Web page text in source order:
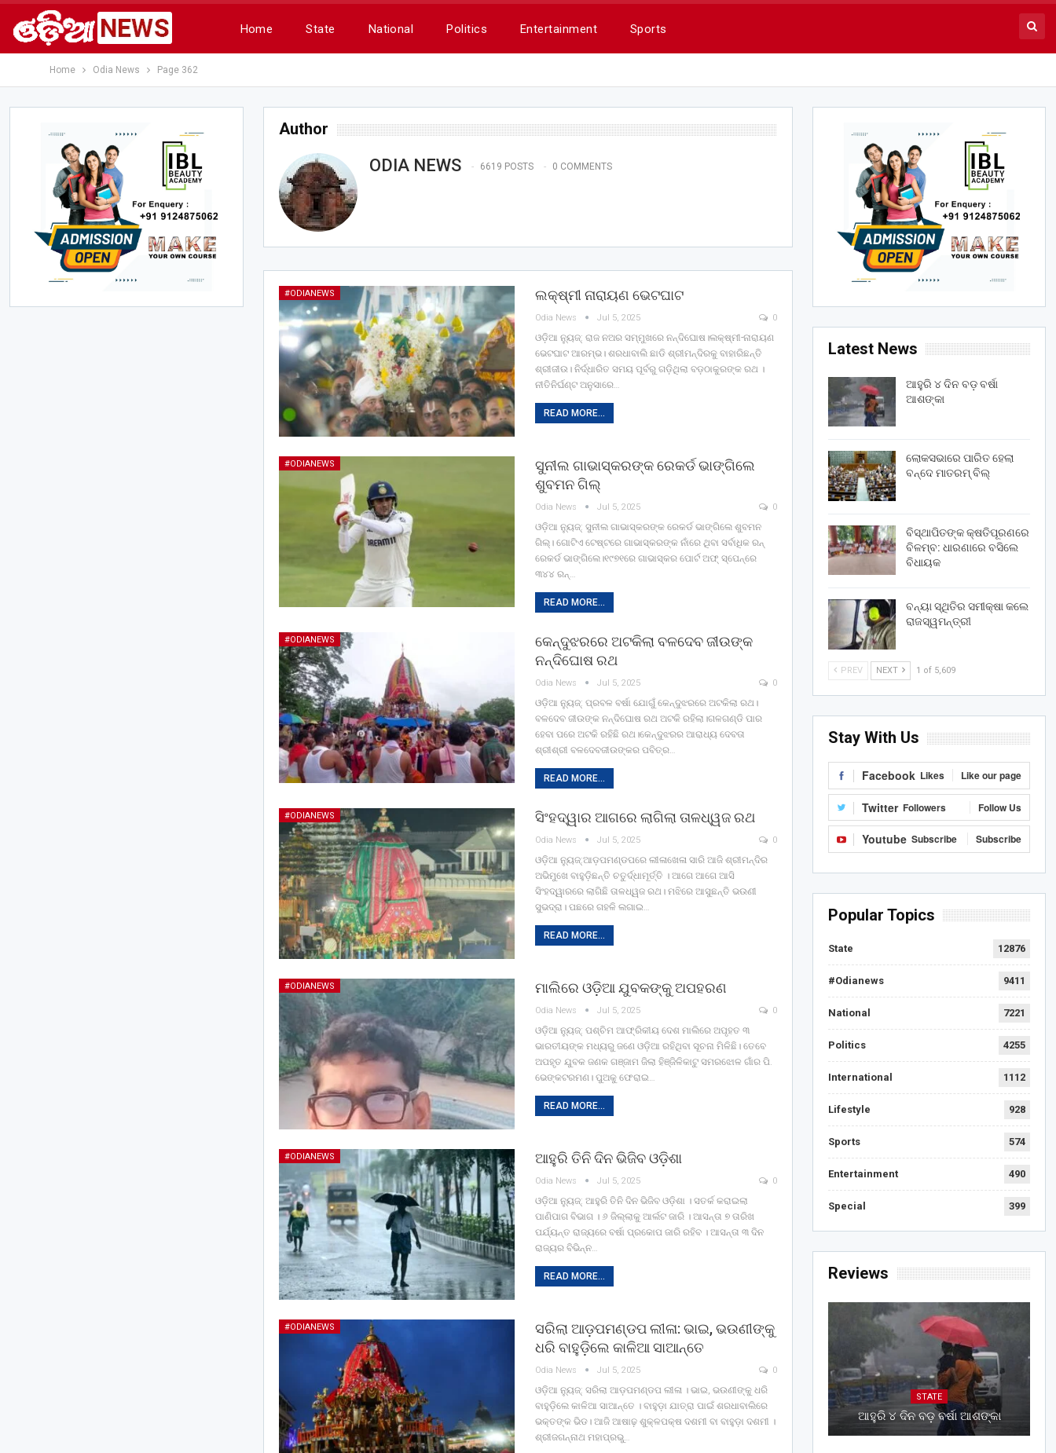
Home State National Politics Entertainment Sports
Home Odia News Page 362
Author
ODIA NEWS 6619 POSTS 0 COMMENTS
#ODIANEWS ଲକ୍ଷ୍ମୀ ନାରାୟଣ ଭେଟଘାଟ
Odia News Jul 5, 2025 0
ଓଡ଼ିଆ ନ୍ୟୁଜ୍: ରାଜ ନଅର ସମ୍ମୁଖରେ ନନ୍ଦିଘୋଷ।ଲକ୍ଷ୍ମୀ-ନାରାୟଣ
ଭେଟଘାଟ ଆରମ୍ଭ। ଶରଧାବାଲି ଛାଡି ଶ୍ରୀମନ୍ଦିରକୁ ବାହାରିଛନ୍ତି
ଶ୍ରୀଜୀଉ। ନିର୍ଦ୍ଧାରିତ ସମୟ ପୂର୍ବରୁ ଗଡ଼ିଥିଲା ବଡ଼ଠାକୁରଙ୍କ ରଥ ।
ନୀତିନିର୍ଘଣ୍ଟ ଅନୁସାରେ…
READ MORE...
#ODIANEWS
ସୁନୀଲ ଗାଭାସ୍କରଙ୍କ ରେକର୍ଡ ଭାଙ୍ଗିଲେ
ଶୁବମନ ଗିଲ୍‌
Odia News Jul 5, 2025 0
ଓଡ଼ିଆ ନ୍ୟୁଜ୍: ସୁନୀଲ ଗାଭାସ୍କରଙ୍କ ରେକର୍ଡ ଭାଙ୍ଗିଲେ ଶୁବମନ
ଗିଲ୍‌। ଗୋଟିଏ ଟେଷ୍ଟରେ ଗାଭାସ୍କରଙ୍କ ନାଁରେ ଥିବା ସର୍ବାଧିକ ରନ୍‌
ରେକର୍ଡ ଭାଙ୍ଗିଲେ।୧୯୭୧ରେ ଗାଭାସ୍କର ପୋର୍ଟ ଅଫ୍‌ ସ୍ପେନ୍‌ରେ
୩୪୪ ରନ୍‌…
READ MORE...
#ODIANEWS
କେନ୍ଦୁଝରରେ ଅଟକିଲା ବଳଦେବ ଜୀଉଙ୍କ
ନନ୍ଦିଘୋଷ ରଥ
Odia News Jul 5, 2025 0
ଓଡ଼ିଆ ନ୍ୟୁଜ୍: ପ୍ରବଳ ବର୍ଷା ଯୋଗୁଁ କେନ୍ଦୁଝରରେ ଅଟକିଲା ରଥ।
ବଳଦେବ ଜୀଉଙ୍କ ନନ୍ଦିଘୋଷ ରଥ ଅଟକି ରହିଲା।ଗଳଗଣ୍ଡି ପାର
ହେବା ପରେ ଅଟକି ରହିଛି ରଥ।କେନ୍ଦୁଝରର ଆରାଧ୍ୟ ଦେବତା
ଶ୍ରୀଶ୍ରୀ ବଳଦେବଜୀଉଙ୍କର ପବିତ୍ର…
READ MORE...
#ODIANEWS ସିଂହଦ୍ୱାର ଆଗରେ ଲାଗିଲା ତାଳଧ୍ୱଜ ରଥ
Odia News Jul 5, 2025 0
ଓଡ଼ିଆ ନ୍ୟୁଜ୍:ଆଡ଼ପମଣ୍ଡପରେ ଲୀଳାଖେଳା ସାରି ଆଜି ଶ୍ରୀମନ୍ଦିର
ଅଭିମୁଖେ ବାହୁଡ଼ିଛନ୍ତି ଚତୁର୍ଦ୍ଧାମୂର୍ତ୍ତି । ଆଗେ ଆଗେ ଆସି
ସିଂହଦ୍ୱାରରେ ଲାଗିଛି ତାଳଧ୍ୱଜ ରଥ। ମଝିରେ ଆସୁଛନ୍ତି ଭଉଣୀ
ସୁଭଦ୍ରା। ପଛରେ ଗହଳି ଲଗାଇ…
READ MORE...
#ODIANEWS ମାଲିରେ ଓଡ଼ିଆ ଯୁବକଙ୍କୁ ଅପହରଣ
Odia News Jul 5, 2025 0
ଓଡ଼ିଆ ନ୍ୟୁଜ୍: ପଶ୍ଚିମ ଆଫ୍ରିକୀୟ ଦେଶ ମାଲିରେ ଅପୃହତ ୩
ଭାରତୀୟଙ୍କ ମଧ୍ୟରୁ ଜଣେ ଓଡ଼ିଆ ରହିଥିବା ସୂଚନା ମିଳିଛି। ତେବେ
ଅପହୃତ ଯୁବକ ଜଣକ ଗଞ୍ଜାମ ଜିଲା ହିଞ୍ଜିଳିକାଟୁ ସମରଝୋଳ ଗାଁର ପି.
ଭେଙ୍କଟରମଣ। ପୁଅକୁ ଫେରାଇ…
READ MORE...
#ODIANEWS ଆହୁରି ତିନି ଦିନ ଭିଜିବ ଓଡ଼ିଶା
Odia News Jul 5, 2025 0
ଓଡ଼ିଆ ନ୍ୟୁଜ୍: ଆହୁରି ତିନି ଦିନ ଭିଜିବ ଓଡ଼ିଶା । ସତର୍କ କରାଇଲା
ପାଣିପାଗ ବିଭାଗ । ୬ ଜିଲ୍ଲାକୁ ଆର୍ଲଟ ଜାରି । ଆସନ୍ତା ୭ ତାରିଖ
ପର୍ଯ୍ୟନ୍ତ ରାଜ୍ୟରେ ବର୍ଷା ପ୍ରକୋପ ଜାରି ରହିବ । ଆସନ୍ତା ୩ ଦିନ
ରାଜ୍ୟର ବିଭିନ୍ନ…
READ MORE...
#ODIANEWS
ସରିଲା ଆଡ଼ପମଣ୍ଡପ ଲୀଳା: ଭାଇ, ଭଉଣୀଙ୍କୁ
ଧରି ବାହୁଡ଼ିଲେ କାଳିଆ ସାଆନ୍ତେ
Odia News Jul 5, 2025 0
ଓଡ଼ିଆ ନ୍ୟୁଜ୍: ସରିଲା ଆଡ଼ପମଣ୍ଡପ ଲୀଳା । ଭାଇ, ଭଉଣୀଙ୍କୁ ଧରି
ବାହୁଡ଼ିଲେ କାଳିଆ ସାଆନ୍ତେ । ବାହୁଡ଼ା ଯାତ୍ରା ପାଇଁ ଶରଧାବାଲିରେ
ଭକ୍ତଙ୍କ ଭିଡ। ଆଜି ଆଷାଢ଼ ଶୁକ୍ଳପକ୍ଷ ଦଶମୀ ବା ବାହୁଡ଼ା ଦଶମୀ ।
ଶ୍ରୀଜଗନ୍ନାଥ ମହାପ୍ରଭୁ…
Latest News
ଆହୁରି ୪ ଦିନ ବଡ଼ ବର୍ଷା
ଆଶଙ୍କା
ଲୋକସଭାରେ ପାରିତ ହେଲା
ବନ୍ଦେ ମାତରମ୍‌ ବିଲ୍‌
ବିସ୍ଥାପିତଙ୍କ କ୍ଷତିପୂରଣରେ
ବିଳମ୍ବ: ଧାରଣାରେ ବସିଲେ
ବିଧାୟକ
ବନ୍ୟା ସ୍ଥିତିର ସମୀକ୍ଷା କଲେ
ରାଜସ୍ୱମନ୍ତ୍ରୀ
PREV NEXT 1 of 5,609
Stay With Us
Facebook Likes Like our page
Twitter Followers Follow Us
Youtube Subscribe Subscribe
Popular Topics
State 12876
#Odianews 9411
National 7221
Politics 4255
International 1112
Lifestyle 928
Sports 574
Entertainment 490
Special 399
Reviews
STATE
ଆହୁରି ୪ ଦିନ ବଡ଼ ବର୍ଷା ଆଶଙ୍କା